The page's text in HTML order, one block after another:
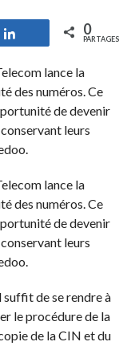
Partagez 0
PARTAGES
lance la
des numéros. Ce
de devenir
leurs
lance la
des numéros. Ce
de devenir
leurs
de se rendre à
le procédure de la
de la CIN et du